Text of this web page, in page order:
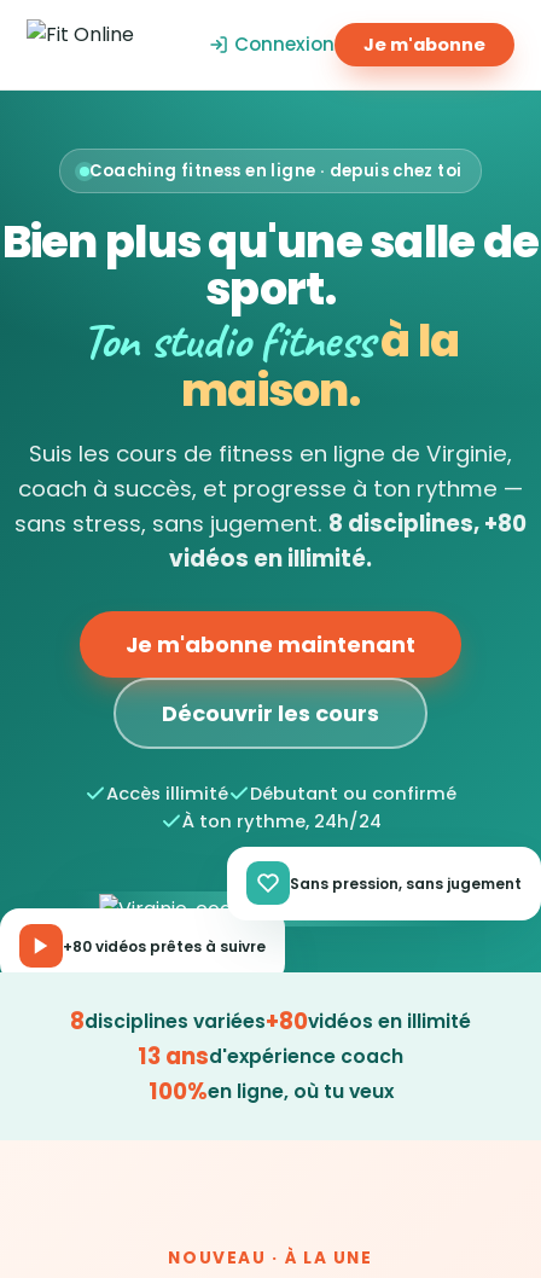
Connexion Je m'abonne
Coaching fitness en ligne · depuis chez toi
Bien plus qu'une salle de
sport.
Ton studio fitnessà la
maison.
Suis les cours de fitness en ligne de Virginie,
coach à succès, et progresse à ton rythme —
sans stress, sans jugement. 8 disciplines, +80
vidéos en illimité.
Je m'abonne maintenant
Découvrir les cours
Accès illimité
Débutant ou confirmé
À ton rythme, 24h/24
+80 vidéos prêtes à suivre
Sans pression, sans jugement
8disciplines variées+80vidéos en illimité
13 ansd'expérience coach
100%en ligne, où tu veux
NOUVEAU · À LA UNE